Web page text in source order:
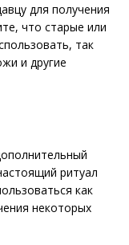
для получения
что старые или
так
и другие
ритуал
как
некоторых